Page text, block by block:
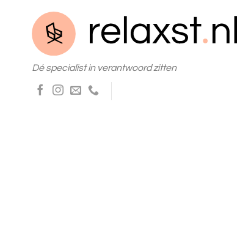
content
Dé specialist in verantwoord zitten